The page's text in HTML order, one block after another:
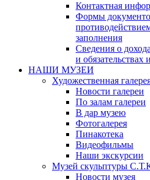
Контактная
Формы
заполнения
Сведения о
и обязательствах
НАШИ МУЗЕИ
Художественная
Новости галереи
По залам галереи
В дар музею
Фотогалерея
Пинакотека
Видеофильмы
Наши экскурсии
Музей скульптуры
Новости музея